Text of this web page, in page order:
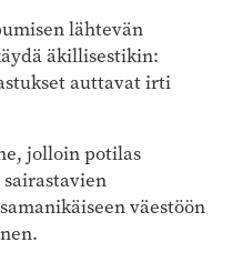
lähtevän
äkillisestikin:
auttavat irti
jolloin potilas
väestöön